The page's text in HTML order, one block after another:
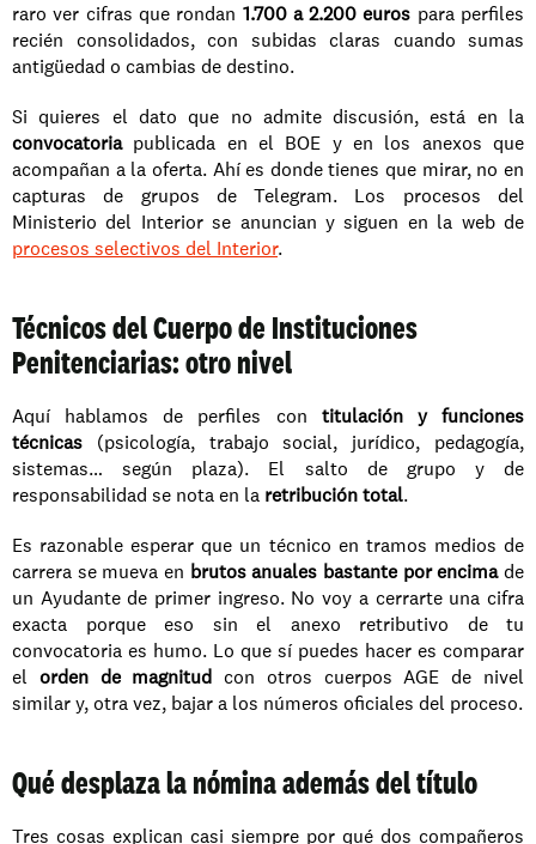
raro ver cifras que rondan 1.700 a 2.200 euros para perfiles
recién consolidados, con subidas claras cuando sumas
antigüedad o cambias de destino.
convocatoria publicada en el BOE y en los anexos que
acompañan a la oferta. Ahí es donde tienes que mirar, no en
capturas de grupos de Telegram. Los procesos del
procesos selectivos del Interior.
Técnicos del Cuerpo de Instituciones
Penitenciarias: otro nivel
Aquí hablamos de perfiles con titulación y funciones
técnicas (psicología, trabajo social, jurídico, pedagogía,
sistemas… según plaza). El salto de grupo y de
responsabilidad se nota en la retribución total.
Es razonable esperar que un técnico en tramos medios de
carrera se mueva en brutos anuales bastante por encima de
un Ayudante de primer ingreso. No voy a cerrarte una cifra
exacta porque eso sin el anexo retributivo de tu
convocatoria es humo. Lo que sí puedes hacer es comparar
el orden de magnitud con otros cuerpos AGE de nivel
similar y, otra vez, bajar a los números oficiales del proceso.
Qué desplaza la nómina además del título
Tres cosas explican casi siempre por qué dos compañeros